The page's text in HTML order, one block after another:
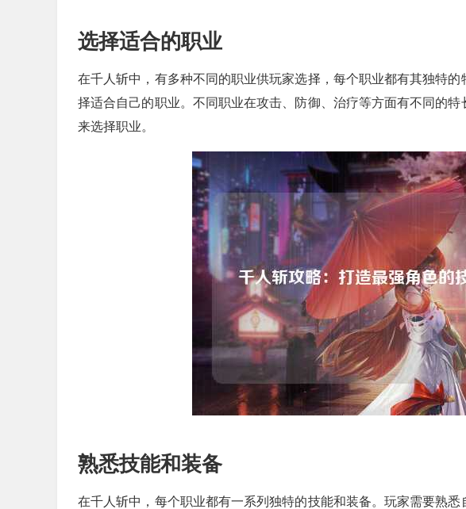
选择适合的职业
在千人斩中，有多种不同的职业供玩家选择，每个职业都有其独特
择适合自己的职业。不同职业在攻击、防御、治疗等方面有不同的
来选择职业。
熟悉技能和装备
在千人斩中，每个职业都有一系列独特的技能和装备。玩家需要熟